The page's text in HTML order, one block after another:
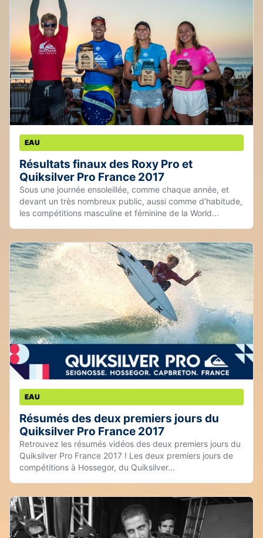
EAU
Résultats finaux des Roxy Pro et
Quiksilver Pro France 2017
Sous une journée ensoleillée, comme chaque année, et
devant un très nombreux public, aussi comme d’habitude,
les compétitions masculine et féminine de la World...
EAU
Résumés des deux premiers jours du
Quiksilver Pro France 2017
Retrouvez les résumés vidéos des deux premiers jours du
Quiksilver Pro France 2017 ! Les deux premiers jours de
compétitions à Hossegor, du Quiksilver...